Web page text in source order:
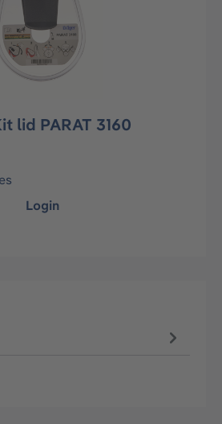
lid PARAT 3160
Login